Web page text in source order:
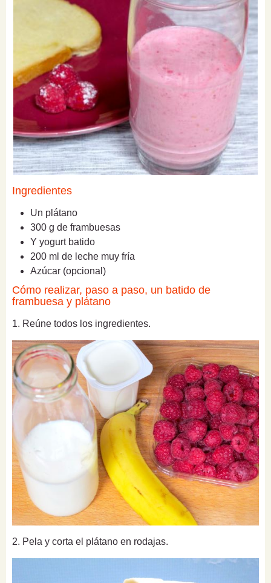
Ingredientes
Un plátano
300 g de frambuesas
Y yogurt batido
200 ml de leche muy fría
Azúcar (opcional)
Cómo realizar, paso a paso, un batido de
frambuesa y plátano
1. Reúne todos los ingredientes.
2. Pela y corta el plátano en rodajas.